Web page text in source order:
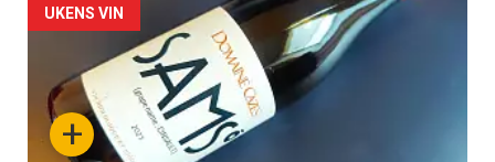
Forsiden
akkurat
nå+
UKENS VIN